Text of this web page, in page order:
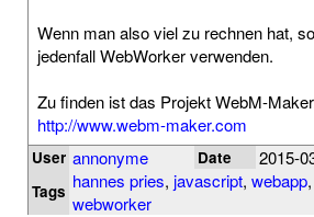
Wenn man also viel zu rechnen hat,
jedenfall WebWorker verwenden.
Zu finden ist das Projekt WebM-
http://www.webm-maker.com
User annonyme Date 2015-
Tags hannes pries, javascript, webapp,
webworker